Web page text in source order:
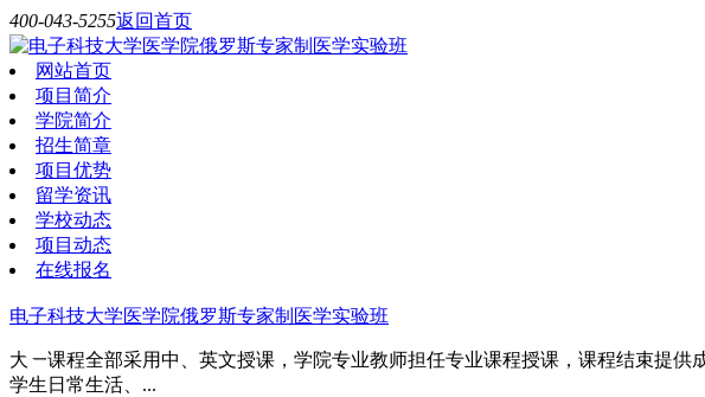
400-043-5255返回首页
网站首页
项目简介
学院简介
招生简章
项目优势
留学资讯
学校动态
项目动态
在线报名
电子科技大学医学院俄罗斯专家制医学实验班
大一课程全部采用中、英文授课，学院专业教师担任专业课程授课，课程结束提
学生日常生活、...